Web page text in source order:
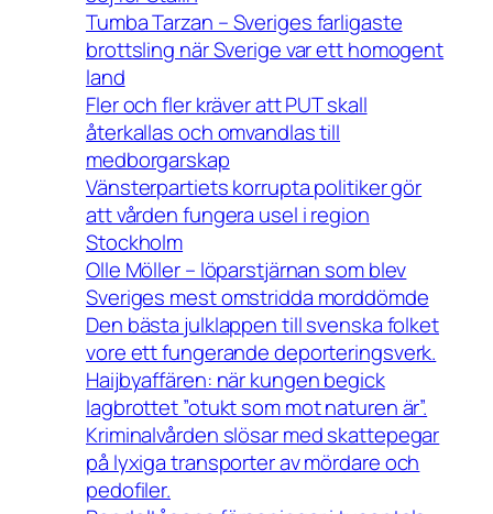
Tumba Tarzan – Sveriges farligaste
brottsling när Sverige var ett homogent
land
Fler och fler kräver att PUT skall
återkallas och omvandlas till
medborgarskap
Vänsterpartiets korrupta politiker gör
att vården fungera usel i region
Stockholm
Olle Möller – löparstjärnan som blev
Sveriges mest omstridda morddömde
Den bästa julklappen till svenska folket
vore ett fungerande deporteringsverk.
Haijbyaffären: när kungen begick
lagbrottet ”otukt som mot naturen är”.
Kriminalvården slösar med skattepegar
på lyxiga transporter av mördare och
pedofiler.